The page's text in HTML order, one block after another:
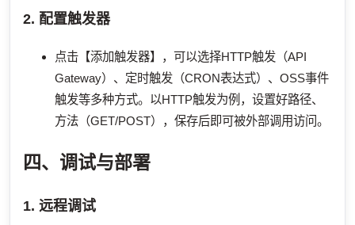
2. 配置触发器
点击【添加触发器】，可以选择HTTP触发（API
Gateway）、定时触发（CRON表达式）、OSS事件
触发等多种方式。以HTTP触发为例，设置好路径、
方法（GET/POST），保存后即可被外部调用访问。
四、调试与部署
1. 远程调试